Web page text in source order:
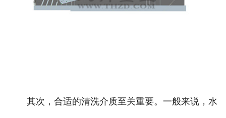
其次，合适的清洗介质至关重要。一般来说，水